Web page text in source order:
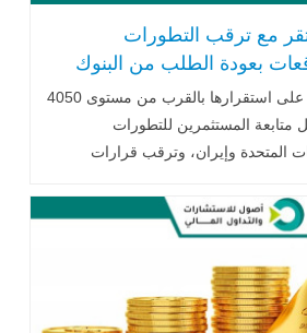
مع ترقب التطورات
بعودة الطلب من البنوك
حافظت أسعار الذهب على استقرارها بالقرب من مستوى 4050
متابعة المستثمرين للتطورات
المتحدة وإيران، وترقب قرارات
الأصفر، مدعومة بإمكانية عودة
خلال الفترة المقبلة.